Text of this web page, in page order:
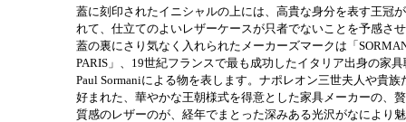
蓋に刻印されたイニシャルの上には、高貴な身分を表す王冠
れて、仕立てのよいレザーケースが只者でないことを予感さ
蓋の裏にさり気なく入れられたメーカーズマークは「
PARIS」、19世紀フランスで最も成功したイタリア出身の家
Paul Sormaniによる物を表します。ナポレオン三世夫人や貴族
好まれた、華やかな王朝様式を得意とした家具メーカーの、
質感のレザーのが、経年でまとった深みある光沢がなにより